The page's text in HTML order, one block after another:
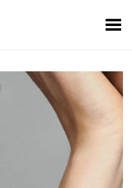
Obrir/tancar el menú